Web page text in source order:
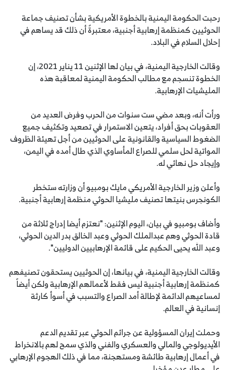
رحبت الحكومة اليمنية بالخطوة الأمريكية بشأن تصنيف جماعة
الحوثيين كمنظمة إرهابية أجنبية، معتبرةً أن ذلك قد يساهم في
إحلال السلام في البلاد.
وقالت الخارجية اليمنية، في بيان لها الإثنين 11 يناير 2021، إن
الخطوة تنسجم مع مطالب الحكومة اليمنية لمعاقبة هذه
المليشيات الإرهابية.
ورأت أنه، وبعد مضي ست سنوات من الحرب وفرض العديد من
العقوبات بحق أفراد، يتعين الاستمرار في تصعيد وتكثيف جميع
الضغوط السياسية والقانونية على الحوثيين من أجل تهيئة الظروف
المواتية لحل سلمي للصراع المأساوي الذي طال أمده في اليمن،
وإيجاد حل نهائي له.
وأعلن وزير الخارجية الأمريكي مايك بومبيو أن وزارته ستخطر
الكونجرس بنيتها تصنيف مليشيا الحوثي منظمة إرهابية أجنبية.
وأضاف بومبيو في بيان، اليوم الإثنين: "نعتزم أيضا إدراج ثلاثة من
قادة الحوثي وهم عبدالملك الحوثي وعبد الخالق بدر الدين الحوثي،
وعبد الله يحيى الحكيم على قائمة الإرهابيين الدوليين".
وقالت الخارجية اليمنية، في بيانها، إن الحوثيين يستحقون تصنيفهم
كمنظمة إرهابية أجنبية ليس فقط لأعمالهم الإرهابية ولكن أيضاً
لمساعيهم الدائمة لإطالة أمد الصراع والتسبب في أسوأ كارثة
إنسانية في العالم.
وحملت إيران المسؤولية عن جرائم الحوثي عبر تقديم الدعم
الأيديولوجي والمالي والعسكري والفني والذي سمح لهم بالانخراط
في أعمال إرهابية طائشة ومستهجنة، مما في ذلك الهجوم الإرهابي